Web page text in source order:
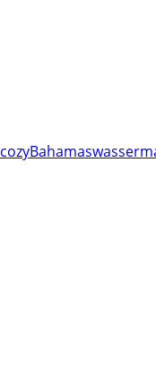
cozyBahamas